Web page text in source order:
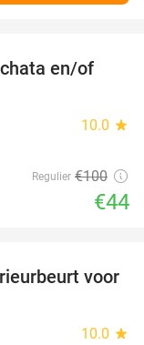
56%
en/of
10.0 star
Regulier €100
€44
53%
voor
10.0 star